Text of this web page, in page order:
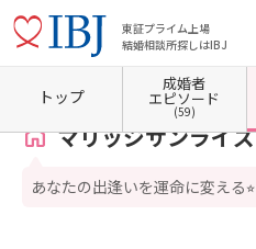
東証プライム上場
結婚相談所探しはIBJ
ホーム 宮城県の結婚相談所 宮城県仙台市
マリッジサンライズ
あなたの出逢いを運命に変える⭐︎
トップ
成婚者
エピソード
(59)